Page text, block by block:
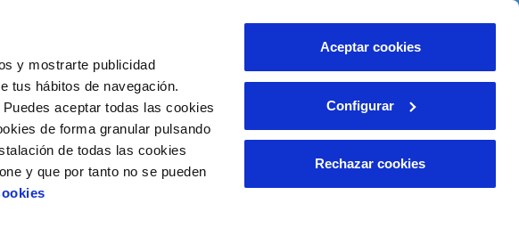
y mostrarte publicidad
tus hábitos de navegación.
aceptar todas las cookies
de forma granular pulsando
de todas las cookies
y que por tanto no se pueden
Aceptar cookies
Configurar
Rechazar cookies
DE DATOS
datos bancarios
datos de domicilio
INCIDENCIAS
Comunica anomalías o posibles
DE SERVICIO
(Defensa del cliente)
AGUA
ahorro
reserva
Nuestros compromisos